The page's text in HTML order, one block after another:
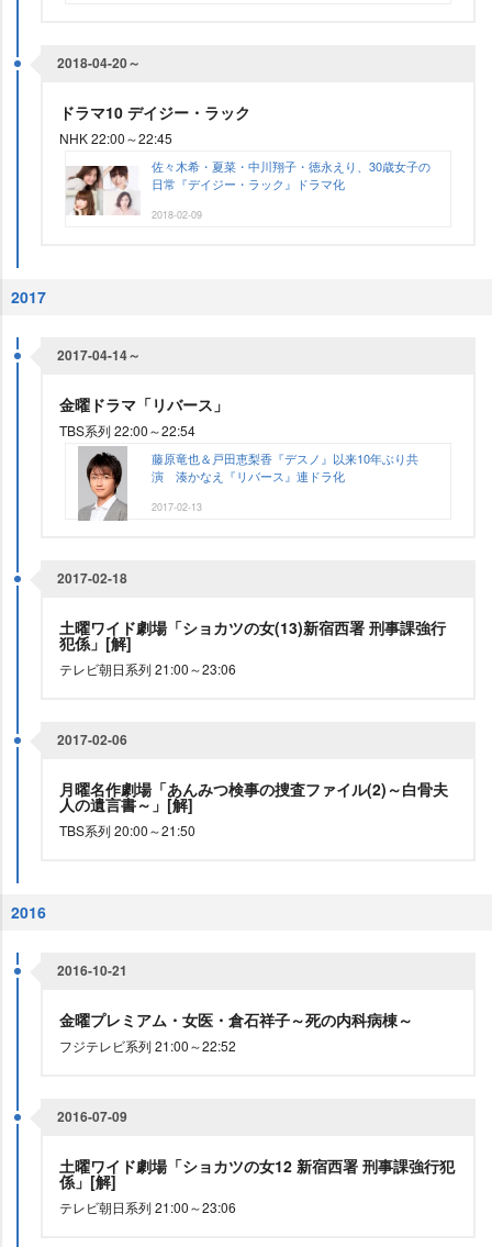
2018-04-20～
ドラマ10 デイジー・ラック
NHK 22:00～22:45
佐々木希・夏菜・中川翔子・徳永えり、30歳女子の
日常『デイジー・ラック』ドラマ化
2018-02-09
2017
2017-04-14～
金曜ドラマ「リバース」
TBS系列 22:00～22:54
藤原竜也＆戸田恵梨香『デスノ』以来10年ぶり共
演 湊かなえ『リバース』連ドラ化
2017-02-13
2017-02-18
土曜ワイド劇場「ショカツの女(13)新宿西署 刑事課強行
犯係」[解]
テレビ朝日系列 21:00～23:06
2017-02-06
月曜名作劇場「あんみつ検事の捜査ファイル(2)～白骨夫
人の遺言書～」[解]
TBS系列 20:00～21:50
2016
2016-10-21
金曜プレミアム・女医・倉石祥子～死の内科病棟～
フジテレビ系列 21:00～22:52
2016-07-09
土曜ワイド劇場「ショカツの女12 新宿西署 刑事課強行犯
係」[解]
テレビ朝日系列 21:00～23:06